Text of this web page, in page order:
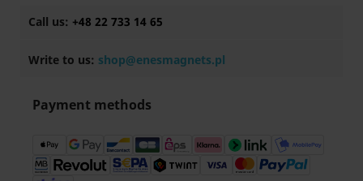
Call us: +48 22 733 14 65
Write to us: shop@enesmagnets.pl
Payment methods